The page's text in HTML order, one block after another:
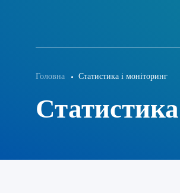
Головна Статистика і моніторинг